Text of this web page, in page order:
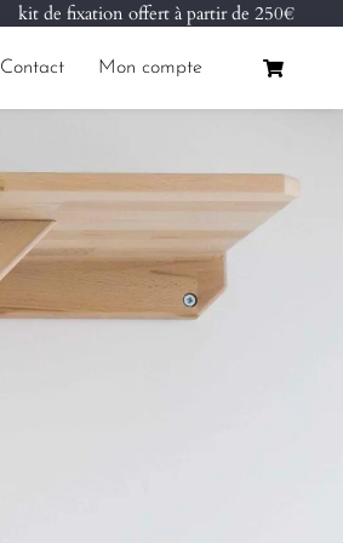
kit de fixation offert à partir de 250€
Contact Mon compte